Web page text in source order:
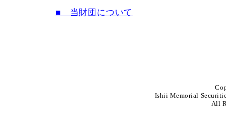
■ 当財団について
Ishii Memorial
All